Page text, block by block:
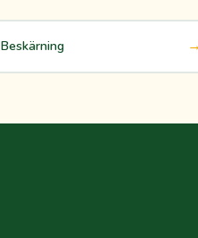
Beskärning →